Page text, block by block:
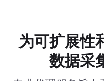
为可扩展性
数据采